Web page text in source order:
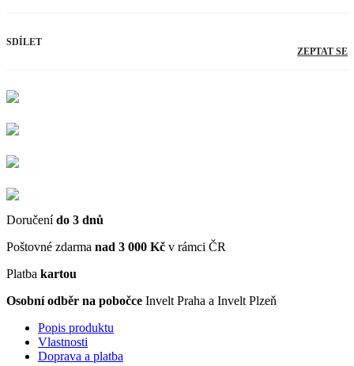
SDÍLET
ZEPTAT SE
Doručení do 3 dnů
Poštovné zdarma nad 3 000 Kč v rámci ČR
Platba kartou
Osobní odběr na pobočce Invelt Praha a Invelt Plzeň
Popis produktu
Vlastnosti
Doprava a platba